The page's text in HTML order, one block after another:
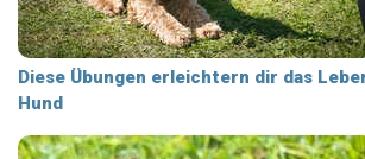
Diese Übungen erleichtern dir das
Hund